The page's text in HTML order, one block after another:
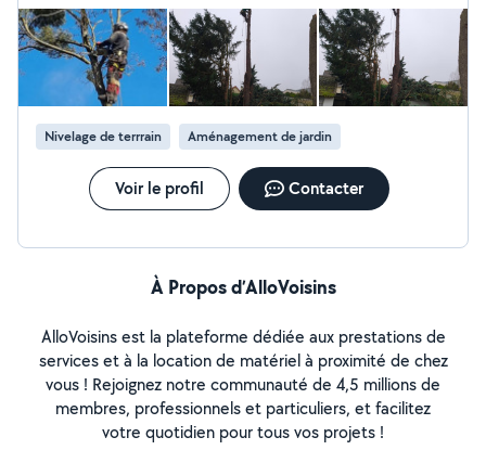
nos relances, ce monsieur n’est jamais repassé. Sentiment de
s’être bien fait avoir…
Nivelage de terrrain Aménagement de jardin
Voir le profil Contacter
À Propos d’AlloVoisins
AlloVoisins est la plateforme dédiée aux prestations de
services et à la location de matériel à proximité de chez
vous ! Rejoignez notre communauté de 4,5 millions de
membres, professionnels et particuliers, et facilitez
votre quotidien pour tous vos projets !